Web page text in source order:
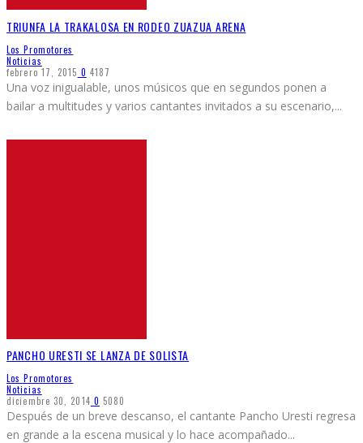
TRIUNFA LA TRAKALOSA EN RODEO ZUAZUA ARENA
Los Promotores
Noticias
febrero 17, 2015 0 4187
Una voz inigualable, unos músicos que en segundos ponen a
bailar a multitudes y varios cantantes invitados a su escenario,...
PANCHO URESTI SE LANZA DE SOLISTA
Los Promotores
Noticias
diciembre 30, 2014 0 5080
Después de un breve descanso, el cantante Pancho Uresti regresa
en grande a la escena musical y lo hace acompañado...